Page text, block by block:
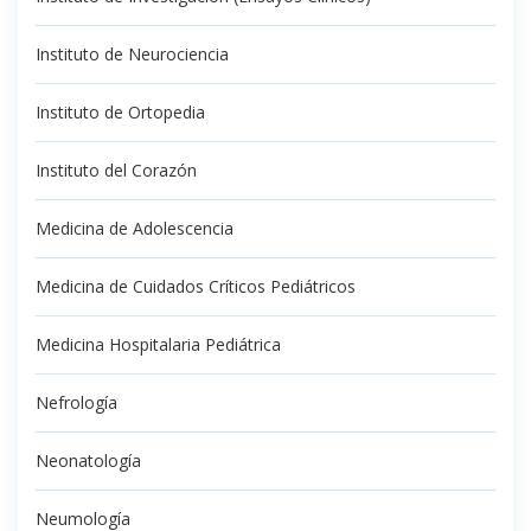
Instituto de Neurociencia
Instituto de Ortopedia
Instituto del Corazón
Medicina de Adolescencia
Medicina de Cuidados Críticos Pediátricos
Medicina Hospitalaria Pediátrica
Nefrología
Neonatología
Neumología